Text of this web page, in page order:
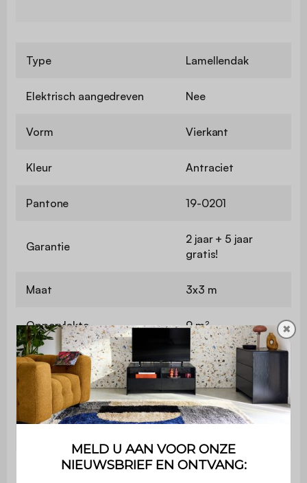
Type Lamellendak
Elektrisch aangedreven Nee
Vorm Vierkant
Kleur Antraciet
Pantone 19-0201
Garantie
2 jaar + 5 jaar
gratis!
Maat 3x3 m
Oppervlakte 9 m²
Lengte 3 m
Breedte 3 m
Hoogte entree 2,36 m
✖